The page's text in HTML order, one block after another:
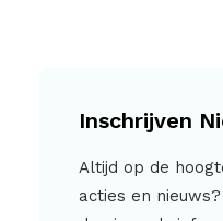
Inschrijven
Altijd op de
acties en